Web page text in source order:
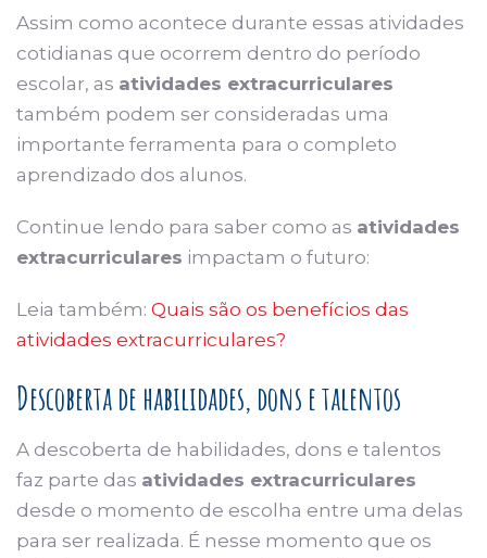
Assim como acontece durante essas atividades
cotidianas que ocorrem dentro do período
escolar, as atividades extracurriculares
também podem ser consideradas uma
importante ferramenta para o completo
aprendizado dos alunos.
Continue lendo para saber como as atividades
extracurriculares impactam o futuro:
Leia também: Quais são os benefícios das
atividades extracurriculares?
Descoberta de habilidades, dons e talentos
A descoberta de habilidades, dons e talentos
faz parte das atividades extracurriculares
desde o momento de escolha entre uma delas
para ser realizada. É nesse momento que os